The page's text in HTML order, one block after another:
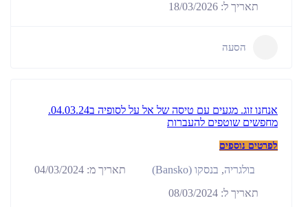
תאריך ל: 18/03/2026
הסעה
אנחנו זוג. מגעים עם טיסה של אל על לסופיה ב04.03.24.
מחפשים שוטפים להעברות
לפרטים נוספים
בולגריה, בנסקו (Bansko) תאריך מ: 04/03/2024
תאריך ל: 08/03/2024